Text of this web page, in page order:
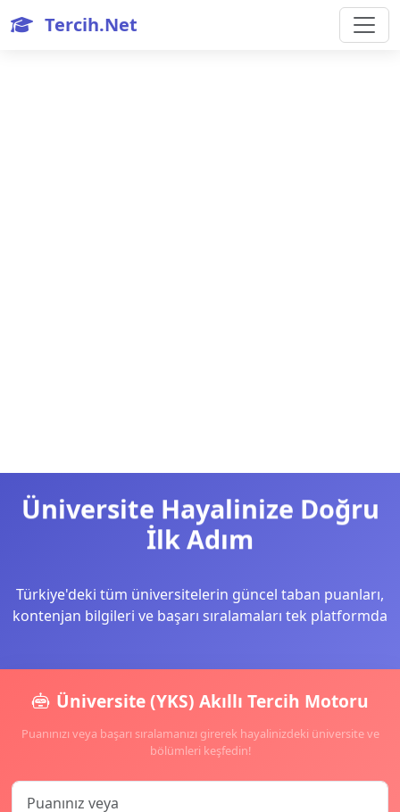
Tercih.Net
Üniversite Hayalinize Doğru
İlk Adım
Türkiye'deki tüm üniversitelerin güncel taban puanları,
kontenjan bilgileri ve başarı sıralamaları tek platformda
Üniversite (YKS) Akıllı Tercih Motoru
Puanınızı veya başarı sıralamanızı girerek hayalinizdeki üniversite ve
bölümleri keşfedin!